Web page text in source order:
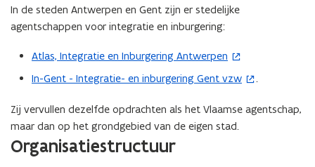
e
n
i
n
i
e
u
w
In de steden Antwerpen en Gent zijn er stedelijke
agentschappen voor integratie en inburgering:
Atlas, Integratie en Inburgering Antwerpen
(
o
e
n
t
i
In-Gent - Integratie- en inburgering Gent vzw
(
p
e
n
.
Zij vervullen dezelfde opdrachten als het Vlaamse agentschap,
maar dan op het grondgebied van de eigen stad.
Organisatiestructuur